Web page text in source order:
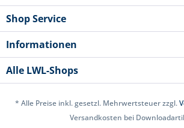
Shop Service
Informationen
Alle LWL-Shops
* Alle Preise inkl. gesetzl. Mehrwertsteuer zzgl.
Versandkosten bei